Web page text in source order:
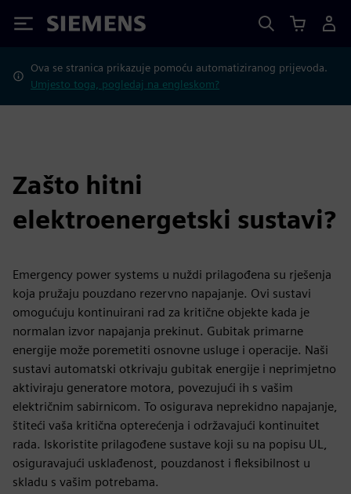
Siemens
Ova se stranica prikazuje pomoću automatiziranog prijevoda.
Umjesto toga, pogledaj na engleskom?
Zašto hitni
elektroenergetski sustavi?
Emergency power systems u nuždi prilagođena su rješenja
koja pružaju pouzdano rezervno napajanje. Ovi sustavi
omogućuju kontinuirani rad za kritične objekte kada je
normalan izvor napajanja prekinut. Gubitak primarne
energije može poremetiti osnovne usluge i operacije. Naši
sustavi automatski otkrivaju gubitak energije i neprimjetno
aktiviraju generatore motora, povezujući ih s vašim
električnim sabirnicom. To osigurava neprekidno napajanje,
štiteći vaša kritična opterećenja i održavajući kontinuitet
rada. Iskoristite prilagođene sustave koji su na popisu UL,
osiguravajući usklađenost, pouzdanost i fleksibilnost u
skladu s vašim potrebama.